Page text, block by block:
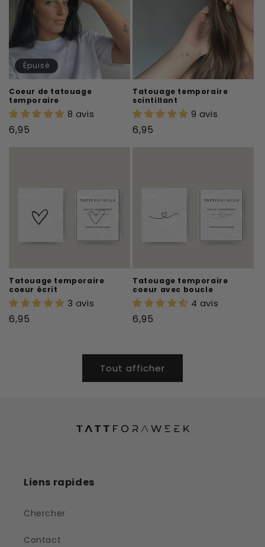
Épuisé
Coeur de tatouage
temporaire
8 avis
Prix
6,95
Tatouage temporaire
scintillant
9 avis
Prix
6,95
Tatouage temporaire
coeur écrit
3 avis
Prix
6,95
Tatouage temporaire
coeur avec boucle
4 avis
Prix
6,95
Tout afficher
Liens rapides
Chercher
Contact